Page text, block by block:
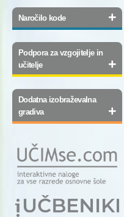
Naročilo kode +
Podpora za vzgojitelje in
učitelje
+
Dodatna izobraževalna
gradiva
+
MALI ŠOLSKI
LEKSIKON
SLOVENSKEGA
JEZIKA
SE MI V PESMI
SMEJE